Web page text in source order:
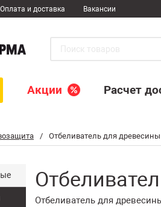
/ Отбеливатель для древесины
Отбеливатель для
Оплата и доставка Вакансии
Акции Расчет